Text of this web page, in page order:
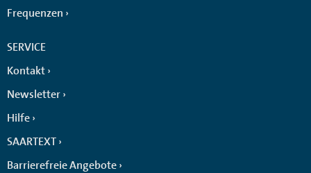
Frequenzen
SERVICE
Kontakt
Newsletter
Hilfe
SAARTEXT
Barrierefreie Angebote